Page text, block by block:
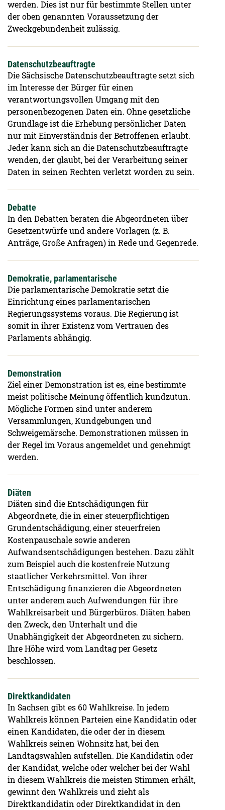
werden. Dies ist nur für bestimmte Stellen unter
der oben genannten Voraussetzung der
Zweckgebundenheit zulässig.
Datenschutzbeauftragte
Die Sächsische Datenschutzbeauftragte setzt sich
im Interesse der Bürger für einen
verantwortungsvollen Umgang mit den
personenbezogenen Daten ein. Ohne gesetzliche
Grundlage ist die Erhebung persönlicher Daten
nur mit Einverständnis der Betroffenen erlaubt.
Jeder kann sich an die Datenschutzbeauftragte
wenden, der glaubt, bei der Verarbeitung seiner
Daten in seinen Rechten verletzt worden zu sein.
Debatte
In den Debatten beraten die Abgeordneten über
Gesetzentwürfe und andere Vorlagen (z. B.
Anträge, Große Anfragen) in Rede und Gegenrede.
Demokratie, parlamentarische
Die parlamentarische Demokratie setzt die
Einrichtung eines parlamentarischen
Regierungssystems voraus. Die Regierung ist
somit in ihrer Existenz vom Vertrauen des
Parlaments abhängig.
Demonstration
Ziel einer Demonstration ist es, eine bestimmte
meist politische Meinung öffentlich kundzutun.
Mögliche Formen sind unter anderem
Versammlungen, Kundgebungen und
Schweigemärsche. Demonstrationen müssen in
der Regel im Voraus angemeldet und genehmigt
werden.
Diäten
Diäten sind die Entschädigungen für
Abgeordnete, die in einer steuerpflichtigen
Grundentschädigung, einer steuerfreien
Kostenpauschale sowie anderen
Aufwandsentschädigungen bestehen. Dazu zählt
zum Beispiel auch die kostenfreie Nutzung
staatlicher Verkehrsmittel. Von ihrer
Entschädigung finanzieren die Abgeordneten
unter anderem auch Aufwendungen für ihre
Wahlkreisarbeit und Bürgerbüros. Diäten haben
den Zweck, den Unterhalt und die
Unabhängigkeit der Abgeordneten zu sichern.
Ihre Höhe wird vom Landtag per Gesetz
beschlossen.
Direktkandidaten
In Sachsen gibt es 60 Wahlkreise. In jedem
Wahlkreis können Parteien eine Kandidatin oder
einen Kandidaten, die oder der in diesem
Wahlkreis seinen Wohnsitz hat, bei den
Landtagswahlen aufstellen. Die Kandidatin oder
der Kandidat, welche oder welcher bei der Wahl
in diesem Wahlkreis die meisten Stimmen erhält,
gewinnt den Wahlkreis und zieht als
Direktkandidatin oder Direktkandidat in den